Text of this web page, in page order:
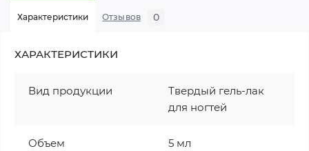
Характеристики Отзывов 0
ХАРАКТЕРИСТИКИ
Вид продукции
Твердый гель-лак
для ногтей
Объем 5 мл